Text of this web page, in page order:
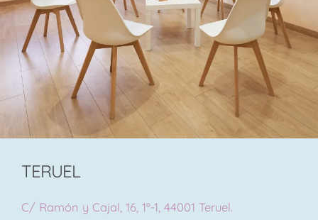
TERUEL
C/ Ramón y Cajal, 16, 1º-1, 44001 Teruel.